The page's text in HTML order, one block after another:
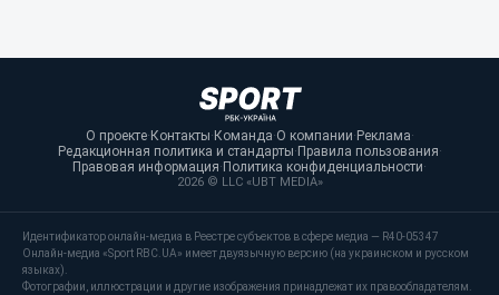
О проекте·Контакты·Команда·О компании·Реклама·
Редакционная политика и стандарты·Правила пользования·
Правовая информация·Политика конфиденциальности·
2026 © LLC «UBT MEDIA»
Идентификатор онлайн-медиа в Реестре субъектов в сфере медиа — R40-05347
Онлайн-медиа «Sport RBC.UA» имеет двуязычную версию (на украинском и русском
языках).
Фотографии, иллюстрации и другие изображения принадлежат их правообладателям.